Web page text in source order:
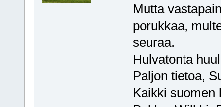
Mutta
porukkaa,
seuraa.
Hulvatonta
Paljon tietoa,
Kaikki suomen